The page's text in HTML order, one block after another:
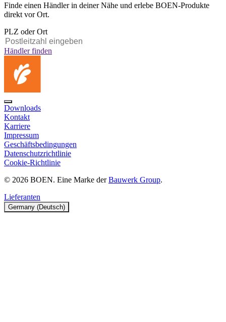
Finde einen Händler in deiner Nähe und erlebe BOEN-Produkte
direkt vor Ort.
PLZ oder Ort
Händler finden
Downloads
Kontakt
Karriere
Impressum
Geschäftsbedingungen
Datenschutzrichtlinie
Cookie-Richtlinie
© 2026 BOEN. Eine Marke derBauwerk Group.
Lieferanten
Germany (Deutsch)